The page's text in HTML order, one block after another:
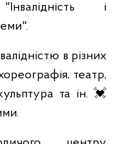
і
в різних
театр,
та ін. 💓